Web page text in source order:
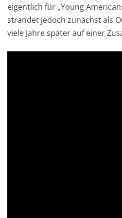
eigentlich für „Young
strandet jedoch zunächst als
viele Jahre später auf einer